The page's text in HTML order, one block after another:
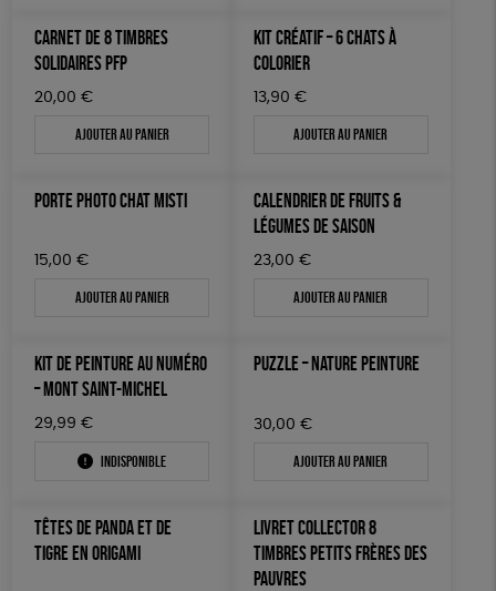
CARNET DE 8 TIMBRES
SOLIDAIRES PFP
20,00 €
Ajouter au panier
KIT CRÉATIF – 6 CHATS À
COLORIER
13,90 €
Ajouter au panier
PORTE PHOTO CHAT MISTI
15,00 €
Ajouter au panier
CALENDRIER DE FRUITS &
LÉGUMES DE SAISON
23,00 €
Ajouter au panier
KIT DE PEINTURE AU NUMÉRO
– MONT SAINT-MICHEL
29,99 €
Indisponible
PUZZLE – NATURE PEINTURE
30,00 €
Ajouter au panier
TÊTES DE PANDA ET DE
TIGRE EN ORIGAMI
LIVRET COLLECTOR 8
TIMBRES PETITS FRÈRES DES
PAUVRES